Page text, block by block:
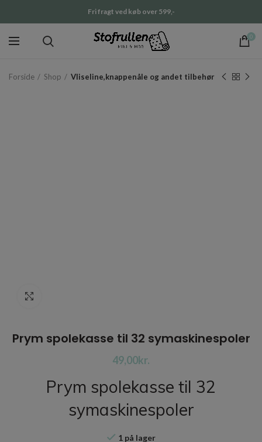
Fri fragt ved køb over 599,-
0
Forside Shop Vliseline,knappenåle og andet tilbehør
Prym spolekasse til 32 symaskinespoler
kr.
Prym spolekasse til 32
symaskinespoler
1 på lager